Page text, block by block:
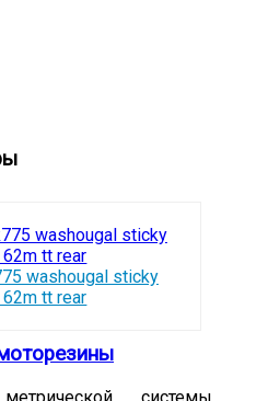
washougal sticky
tt rear